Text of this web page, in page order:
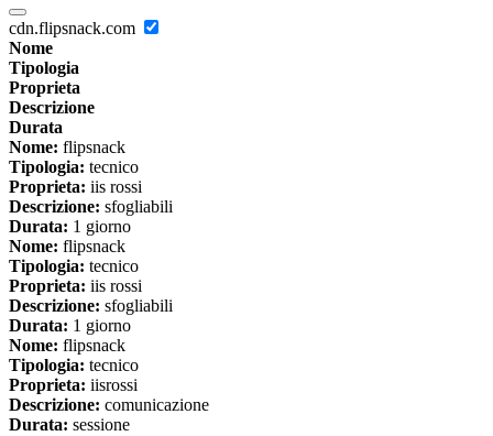
cdn.flipsnack.com
Nome
Tipologia
Proprieta
Descrizione
Durata
Nome: flipsnack
Tipologia: tecnico
Proprieta: iis rossi
Descrizione: sfogliabili
Durata: 1 giorno
Nome: flipsnack
Tipologia: tecnico
Proprieta: iis rossi
Descrizione: sfogliabili
Durata: 1 giorno
Nome: flipsnack
Tipologia: tecnico
Proprieta: iisrossi
Descrizione: comunicazione
Durata: sessione